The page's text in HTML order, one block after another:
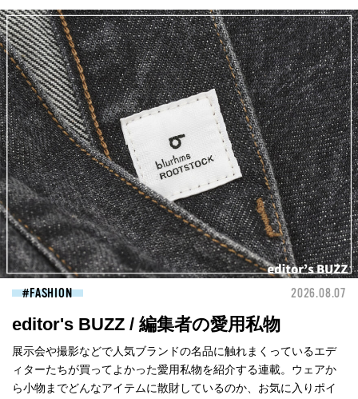
FASHION 2026.08.07
editor's BUZZ / 編集者の愛用私物
展示会や撮影などで人気ブランドの名品に触れまくっているエデ
ィターたちが買ってよかった愛用私物を紹介する連載。ウェアか
ら小物までどんなアイテムに散財しているのか、お気に入りポイ